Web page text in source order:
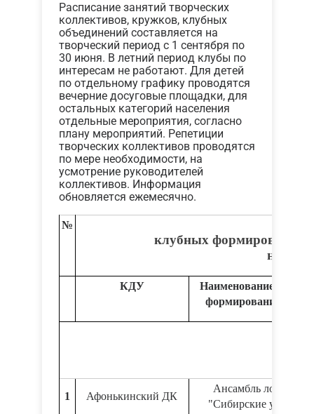
Расписание занятий творческих
коллективов, кружков, клубных
объединений составляется на
творческий период с 1 сентября по
30 июня. В летний период клубы по
интересам не работают. Для детей
по отдельному графику проводятся
вечерние досуговые площадки, для
остальных категорий населения
отдельные мероприятия, согласно
плану мероприятий. Репетиции
творческих коллективов проводятся
по мере необходимости, на
усмотрение руководителей
коллективов. Информация
обновляется ежемесячно.
№
клубных формирований
на
КДУ
Наименование
формирования,
1 Афонькинский ДК
Ансамбль ложкарей
"Сибирские удальцы"